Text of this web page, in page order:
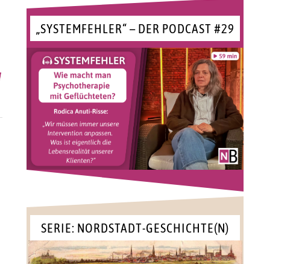
„SYSTEMFEHLER“ – DER PODCAST #29
SERIE: NORDSTADT-GESCHICHTE(N)